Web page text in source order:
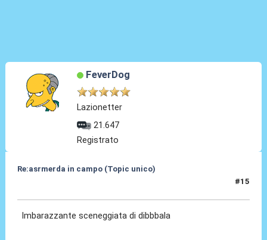
FeverDog
Lazionetter
21.647
Registrato
Re:asrmerda in campo (Topic unico)
#15
Imbarazzante sceneggiata di dibbbala